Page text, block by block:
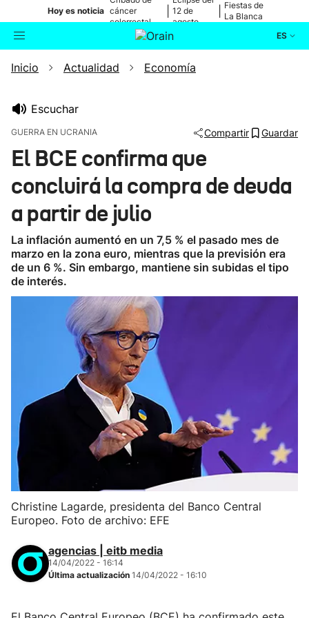
Hoy es noticia cáncer
colorrectal
12 de
agosto
Fiestas de
La Blanca
ES
Buscador Actualidad
Ikusmiran
Eguraldia
Inicio Actualidad Economía
Escuchar
GUERRA EN UCRANIA Compartir Guardar
El BCE confirma que
concluirá la compra de deuda
a partir de julio
La inflación aumentó en un 7,5 % el pasado mes de
marzo en la zona euro, mientras que la previsión era
de un 6 %. Sin embargo, mantiene sin subidas el tipo
de interés.
Christine Lagarde, presidenta del Banco Central
Europeo. Foto de archivo: EFE
agencias | eitb media
14/04/2022 - 16:14
Última actualización 14/04/2022 - 16:10